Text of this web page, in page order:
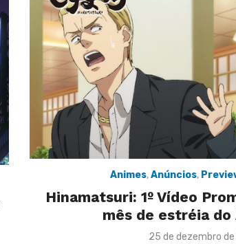
Animes,Anúncios,
Hinamatsuri: 1º Vídeo
mês de estréia do
Posted
25 de dezembro de